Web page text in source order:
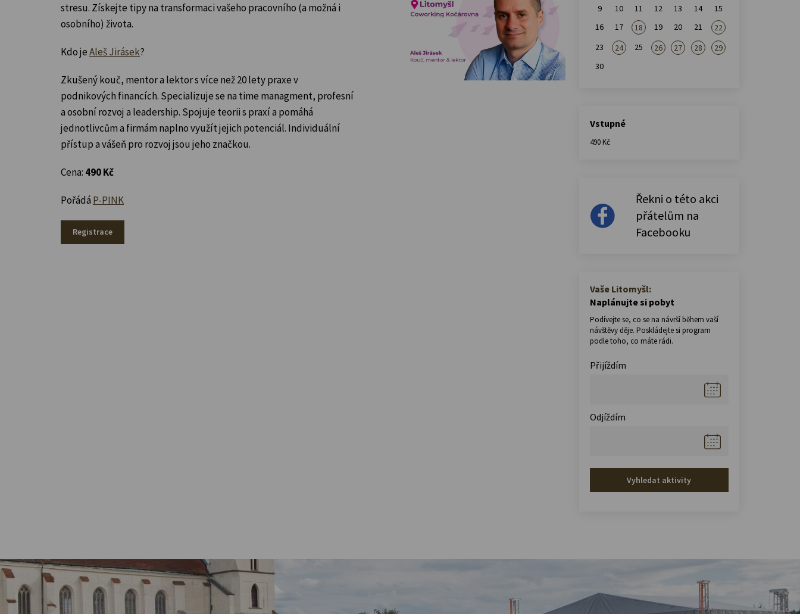
stresu. Získejte tipy na transformaci vašeho pracovního (a možná i
osobního) života.
Kdo jeAleš Jirásek?
Zkušený kouč, mentor a lektor s více než 20 lety praxe v
podnikových financích. Specializuje se na time managment, profesní
a osobní rozvoj a leadership. Spojuje teorii s praxí a pomáhá
jednotlivcům a firmám naplno využít jejich potenciál. Individuální
přístup a vášeň pro rozvoj jsou jeho značkou.
Cena: 490 Kč
Pořádá P-PINK
Registrace
9
10 11 12 13 14
15
16
17 18 19 20 21
22
23
24 25 26 27 28
29
30
Vstupné
490 Kč
Řekni o této akci
přátelům na
Facebooku
Vaše Litomyšl:
Naplánujte si pobyt
Podívejte se, co se na návrší během vaší
návštěvy děje. Poskládejte si program
podle toho, co máte rádi.
Přijíždím
Odjíždím
Vyhledat aktivity